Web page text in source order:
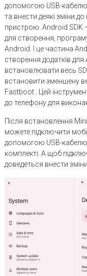
допомогою USB-
та внести деякі зміни
пристрою. Android SDK
для створення,
Android. І це частина
створення додатків
встановлювати весь
встановити зменшену
Fastboot . Цей
до телефону для
Після встановлення
можете підключити
допомогою USB-
комплекті. А щоб
доведеться внести